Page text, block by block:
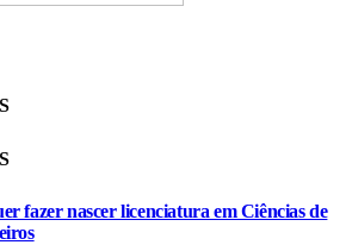
fazer nascer licenciatura em Ciências de